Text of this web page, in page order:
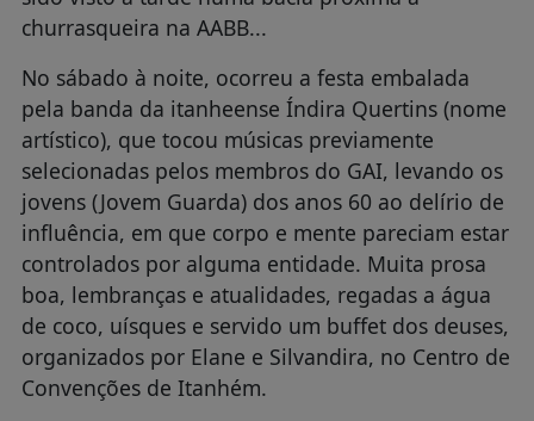
churrasqueira na AABB...
No sábado à noite, ocorreu a festa embalada
pela banda da itanheense Índira Quertins (nome
artístico), que tocou músicas previamente
selecionadas pelos membros do GAI, levando os
jovens (Jovem Guarda) dos anos 60 ao delírio de
influência, em que corpo e mente pareciam estar
controlados por alguma entidade. Muita prosa
boa, lembranças e atualidades, regadas a água
de coco, uísques e servido um buffet dos deuses,
organizados por Elane e Silvandira, no Centro de
Convenções de Itanhém.